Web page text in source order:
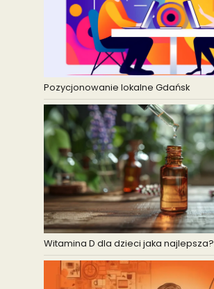
Pozycjonowanie lokalne Gdańsk
Witamina D dla dzieci jaka najlepsza?